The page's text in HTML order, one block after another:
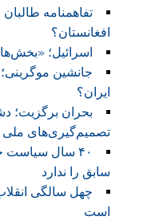
تفاهمنامه طالبان
افغانستان؟
اسرائیل؛
جانشین
ایران؟
بحران برگزیت؛
تصمیم‌گیری‌های ملی
۴۰ سال سیاست
سابق را ندارد
چهل سالگی
است